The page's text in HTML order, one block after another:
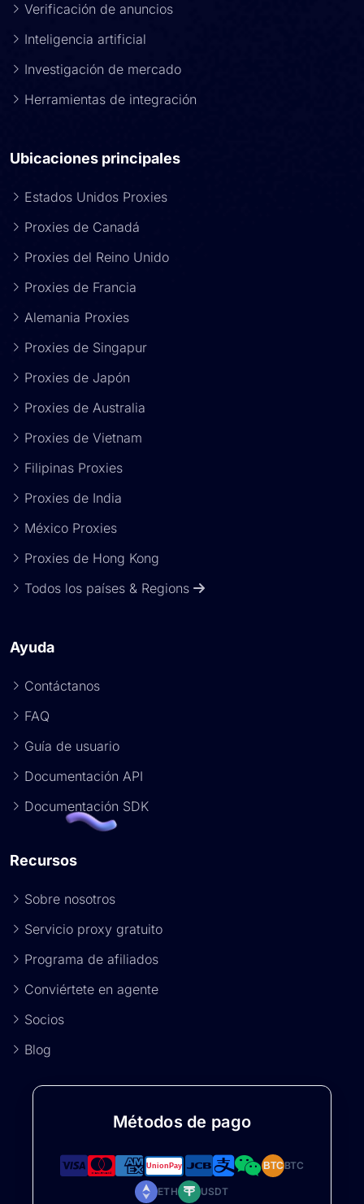
Verificación de anuncios
Inteligencia artificial
Investigación de mercado
Herramientas de integración
Ubicaciones principales
Estados Unidos Proxies
Proxies de Canadá
Proxies del Reino Unido
Proxies de Francia
Alemania Proxies
Proxies de Singapur
Proxies de Japón
Proxies de Australia
Proxies de Vietnam
Filipinas Proxies
Proxies de India
México Proxies
Proxies de Hong Kong
Todos los países & Regions
Ayuda
Contáctanos
FAQ
Guía de usuario
Documentación API
Documentación SDK
Recursos
Sobre nosotros
Servicio proxy gratuito
Programa de afiliados
Conviértete en agente
Socios
Blog
Métodos de pago
BTCBTC
ETH USDT